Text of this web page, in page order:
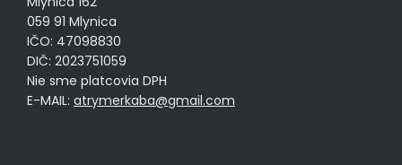
059 91 Mlynica
IČO: 47098830
DIČ: 2023751059
Nie sme platcovia DPH
E-MAIL: atrymerkaba@gmail.com